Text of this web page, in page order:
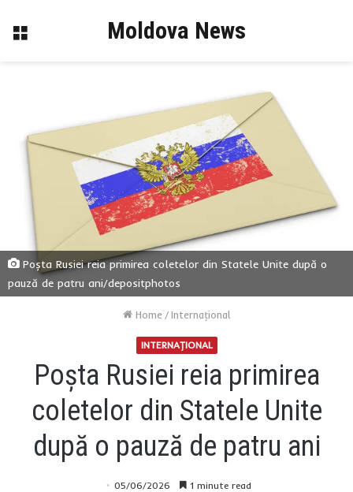
Menu Moldova News
Poșta Rusiei reia primirea coletelor din Statele Unite după o
pauză de patru ani/depositphotos
Home / Internaţional
INTERNAŢIONAL
Poșta Rusiei reia primirea
coletelor din Statele Unite
după o pauză de patru ani
05/06/2026 1 minute read